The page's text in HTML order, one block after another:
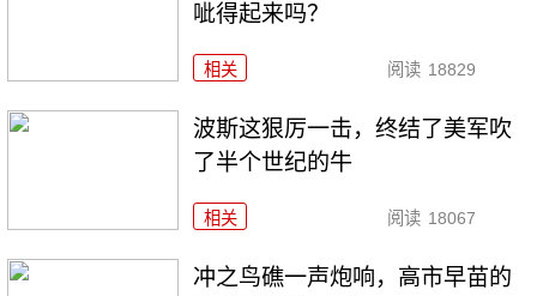
呲得起来吗？
相关 阅读 18829
波斯这狠厉一击，终结了美军吹
了半个世纪的牛
相关 阅读 18067
冲之鸟礁一声炮响，高市早苗的